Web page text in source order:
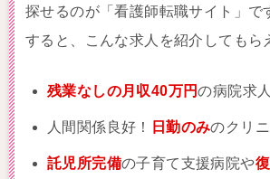
探せるのが「看護師転職サイト」で
すると、こんな求人を紹介してもら
残業なしの月収40万円の病院求人
人間関係良好！ 日勤のみのクリ
託児所完備の子育て支援病院や